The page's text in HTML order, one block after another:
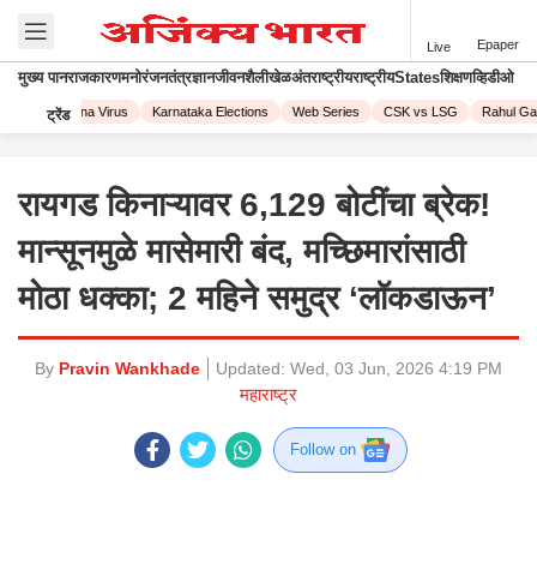
Live Epaper
मुख्य पानराजकारणमनोरंजनतंत्रज्ञानजीवनशैलीखेळअंतराष्ट्रीयराष्ट्रीयStatesशिक्षणव्हिडीओ
ट्रेंड
Corona Virus Karnataka Elections Web Series CSK vs LSG Rahul
रायगड किनाऱ्यावर 6,129 बोटींचा ब्रेक!
मान्सूनमुळे मासेमारी बंद, मच्छिमारांसाठी
मोठा धक्का; 2 महिने समुद्र ‘लॉकडाऊन’
By Pravin Wankhade Updated: Wed, 03 Jun, 2026 4:19 PM
महाराष्ट्र
Follow on